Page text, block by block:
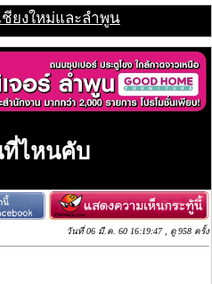
ชียงใหม่และลำพูน
ที่ไหนคับ
วันที่ 06 มี.ค. 60 16:19:47 , ดู 958 ครั้ง